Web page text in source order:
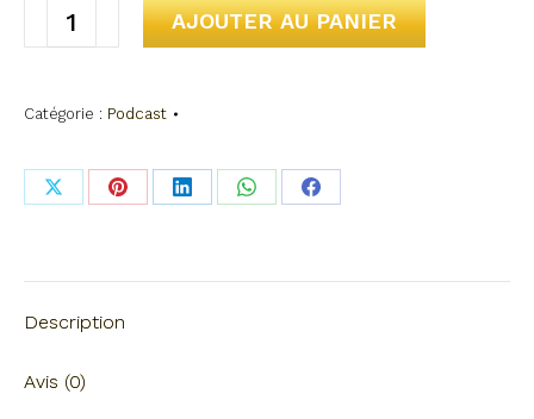
quantité
de
6
pour
AJOUTER AU PANIER
Catégorie : Podcast
Share
Share
Share
Share
Share
Description
Avis (0)